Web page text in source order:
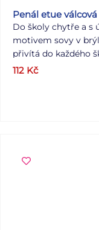
Penál etue
Do školy chytře a s
motivem sovy v
přivítá do každého
praktickému
všechny školní
hadříkem ve vodě
112 Kč